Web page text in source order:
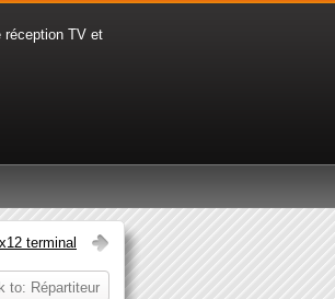
réception TV et
terminal
to: Répartiteur